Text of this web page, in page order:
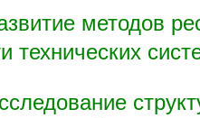
методов
технических